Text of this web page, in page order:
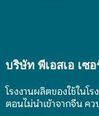
บริษัท พีเอสเอ เซ
โรงงานผลิตของใช้ในโ
ตอนไม่นำเข้าจากจีน ค